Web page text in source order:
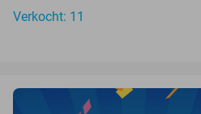
Verkocht: 11